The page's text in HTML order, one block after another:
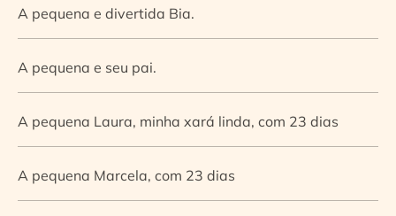
A pequena e divertida Bia.
A pequena e seu pai.
A pequena Laura, minha xará linda, com 23 dias
A pequena Marcela, com 23 dias